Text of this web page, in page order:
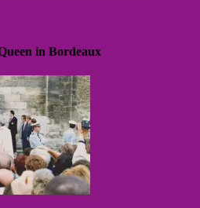
in Bordeaux